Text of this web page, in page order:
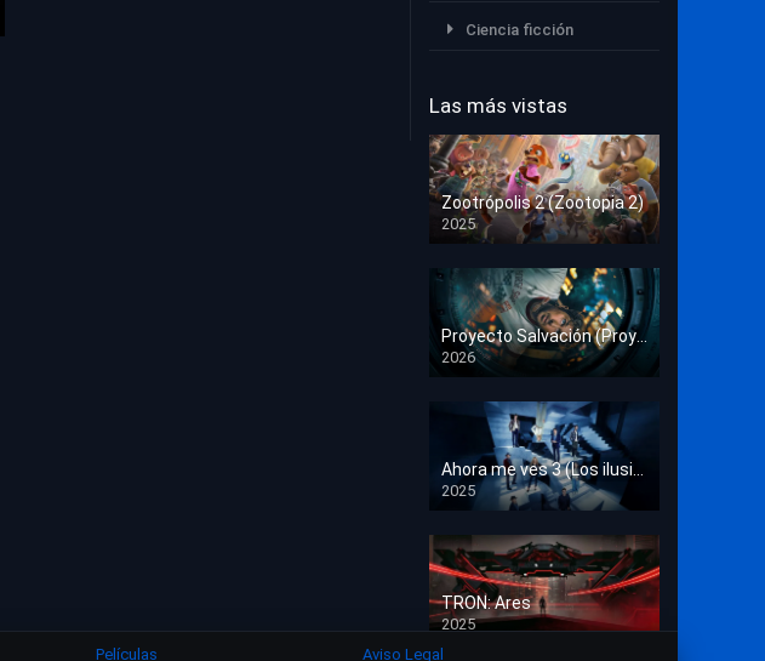
Ciencia ficción
Deporte
Documental
Drama
Estrénos en Cine
Familia
Familiar
Fantasía
Guerra
Historia
Misterio
Las más vistas
Zootrópolis 2 (Zootopia 2)
2025
HD 1080p
2026
HD 1080p
2025
HD 1080p
TRON: Ares
2025
HD 1080p
Películas Aviso Legal